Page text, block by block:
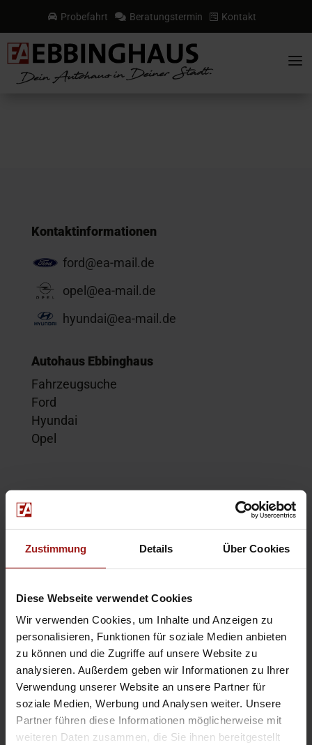
Zustimmung Details Über Cookies
Diese Webseite verwendet Cookies
Wir verwenden Cookies, um Inhalte und Anzeigen zu
personalisieren, Funktionen für soziale Medien anbieten
zu können und die Zugriffe auf unsere Website zu
analysieren. Außerdem geben wir Informationen zu Ihrer
Verwendung unserer Website an unsere Partner für
soziale Medien, Werbung und Analysen weiter. Unsere
Partner führen diese Informationen möglicherweise mit
weiteren Daten zusammen, die Sie ihnen bereitgestellt
 Probefahrt  Beratungstermin  Kontakt
a
Kontaktinformationen
ford@ea-mail.de
opel@ea-mail.de
hyundai@ea-mail.de
Autohaus Ebbinghaus
Fahrzeugsuche
Ford
Hyundai
Opel
Kontakt
Probefahrt
Service-Termin
EA Standorte
Ebbinghaus am Flughafen – Dortmund Sölde
Ebbinghaus am Tierpark – Dortmund Kirchhörde
Ebbinghaus Autozentrum – Dortmund Dorstfeld
Ebbinghaus Ford Store – Bochum
Ebbinghaus in Hamm